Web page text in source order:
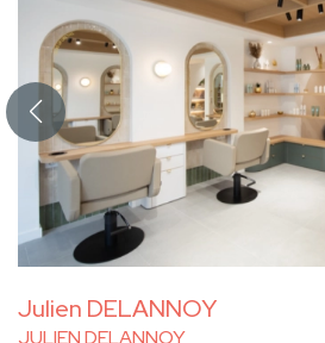
Julien DELANNOY
JULIEN DELANNOY